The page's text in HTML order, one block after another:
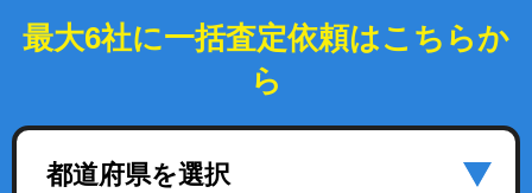
最大6社に一括査定依頼はこちらか
ら
都道府県を選択